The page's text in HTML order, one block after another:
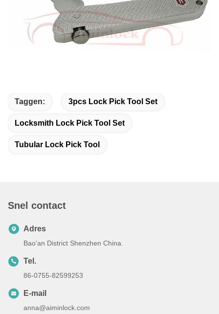
Taggen: 3pcs Lock Pick Tool Set
Locksmith Lock Pick Tool Set
Tubular Lock Pick Tool
Snel contact
Adres
Bao'an District Shenzhen China.
Tel.
86-0755-82599253
E-mail
anna@aiminlock.com